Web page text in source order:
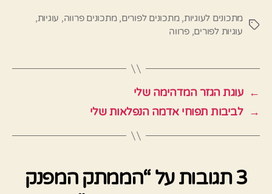
תגיות
מתכונים לעוגיות,מתכונים לפורים,מתכונים פרווה, עוגיות,
עוגיות לפורים,פרווה
← עוגת הגזר המדהימה שלי
→ לביבות תפוחי אדמה הנפלאות שלי
3 תגובות על “הממתק המפנק